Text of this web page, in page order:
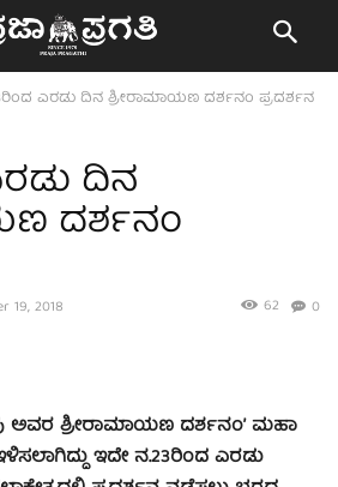
ಎರಡು ದಿನ ಶ್ರೀರಾಮಾಯಣ ದರ್ಶನಂ ಪ್ರದರ್ಶನ
ದಿನ
ದರ್ಶನಂ
19, 2018 0
62
ಅವರ ಶ್ರೀರಾಮಾಯಣ ದರ್ಶನಂ’ ಮಹಾ
ಇದೇ ನ.23ರಿಂದ ಎರಡು